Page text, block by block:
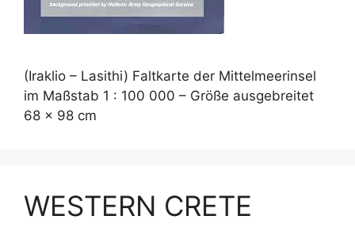
(Iraklio – Lasithi) Faltkarte der Mittelmeerinsel
im Maßstab 1 : 100 000 – Größe ausgebreitet
68 x 98 cm
WESTERN CRETE